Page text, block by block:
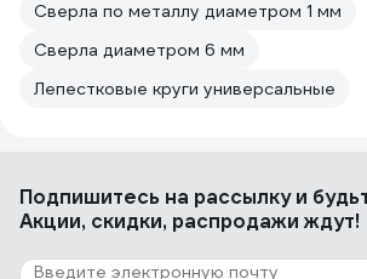
Сверла по металлу диаметром 1 мм
Сверла диаметром 6 мм
Лепестковые круги универсальные
Подпишитесь на рассылкуи
Акции, скидки, распродажи ждут!